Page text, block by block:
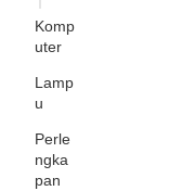
Komp
uter
Lamp
u
Perle
ngka
pan